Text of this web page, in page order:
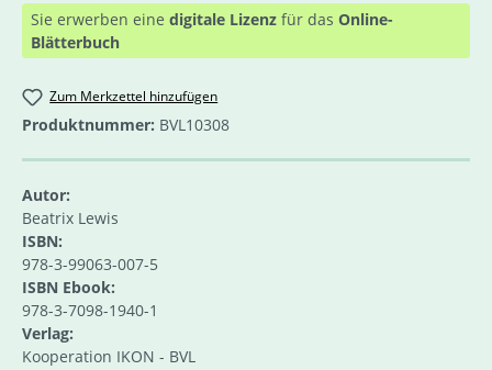
Sie erwerben eine digitale Lizenz für das Online-
Blätterbuch
Zum Merkzettel hinzufügen
Produktnummer: BVL10308
Autor:
Beatrix Lewis
ISBN:
978-3-99063-007-5
ISBN Ebook:
978-3-7098-1940-1
Verlag:
Kooperation IKON - BVL